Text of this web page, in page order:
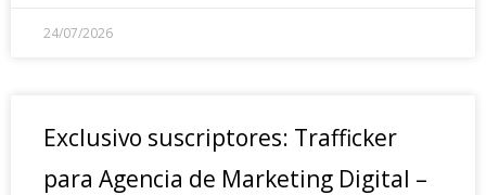
24/07/2026
Exclusivo suscriptores: Trafficker
para Agencia de Marketing Digital –